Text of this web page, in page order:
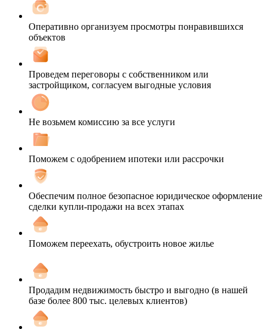
Оперативно организуем просмотры понравившихся
объектов
Проведем переговоры с собственником или
застройщиком, согласуем выгодные условия
Не возьмем комиссию за все услуги
Поможем с одобрением ипотеки или рассрочки
Обеспечим полное безопасное юридическое оформление
сделки купли-продажи на всех этапах
Поможем переехать, обустроить новое жилье
Продадим недвижимость быстро и выгодно (в нашей
базе более 800 тыс. целевых клиентов)